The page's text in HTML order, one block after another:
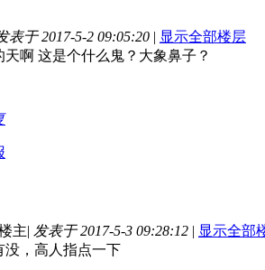
表于 2017-5-2 09:05:20 | 显示全部楼层
天啊 这是个什么鬼？大象鼻子？
主| 发表于 2017-5-3 09:28:12 | 显示全部
没，高人指点一下